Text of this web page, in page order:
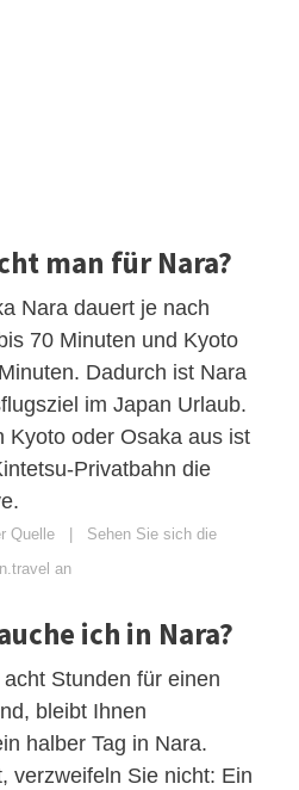
man für Nara?
Nara dauert je nach
70 Minuten und Kyoto
Dadurch ist Nara
im Japan Urlaub.
Kyoto oder Osaka aus ist
Privatbahn die
Quelle
Sehen Sie sich die
an
ich in Nara?
Stunden für einen
bleibt Ihnen
halber Tag in Nara.
verzweifeln Sie nicht: Ein